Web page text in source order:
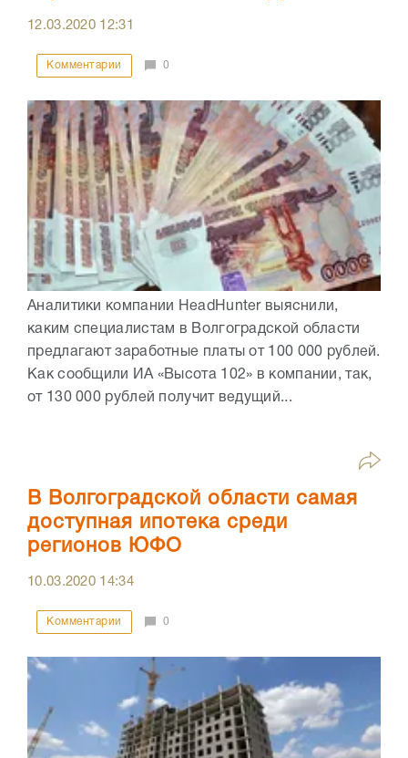
12.03.2020 12:31
Комментарии 0
Аналитики компании HeadHunter выяснили,
каким специалистам в Волгоградской области
предлагают заработные платы от 100 000 рублей.
Как сообщили ИА «Высота 102» в компании, так,
от 130 000 рублей получит ведущий...
В Волгоградской области самая
доступная ипотека среди
регионов ЮФО
10.03.2020 14:34
Комментарии 0